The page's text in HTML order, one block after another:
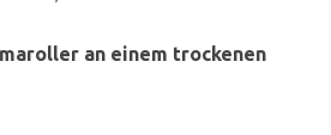
an einem trockenen